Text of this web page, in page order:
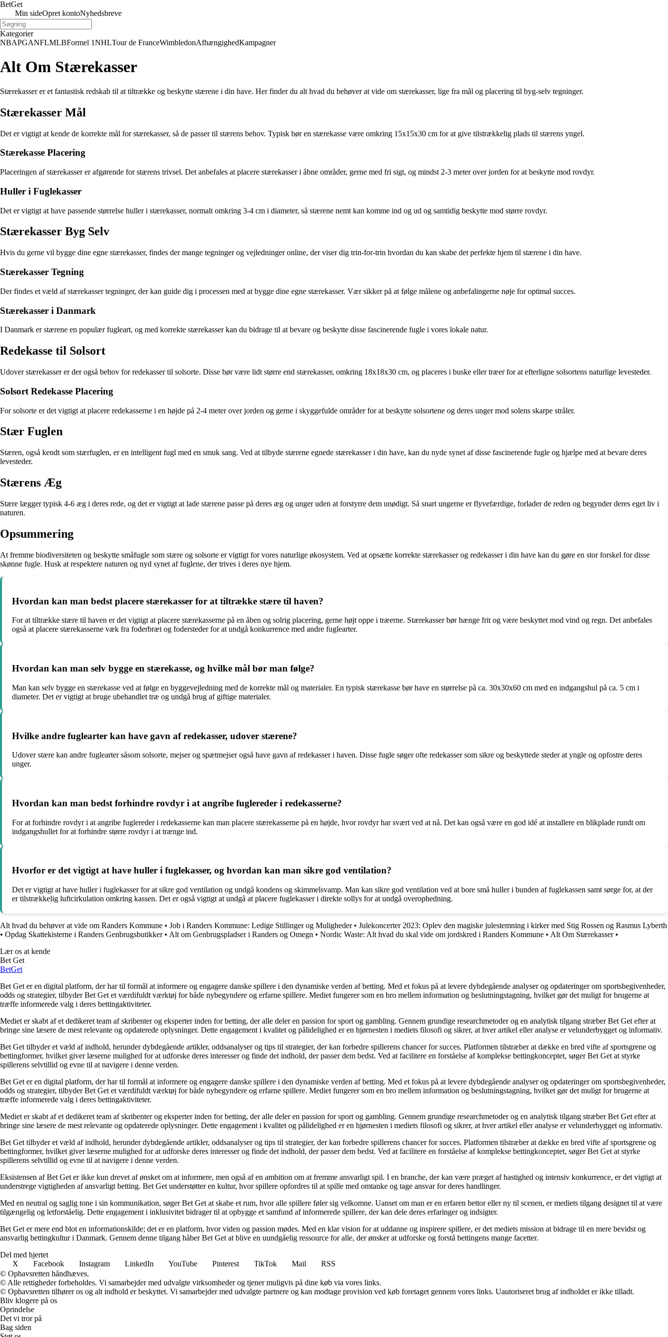
BetGet
Min sideOpret kontoNyhedsbreve
Kategorier
NBAPGANFLMLBFormel 1NHLTour de FranceWimbledonAfhængighedKampagner
Alt Om Stærekasser
Stærekasser er et fantastisk redskab til at tiltrække og beskytte stærene i din have. Her finder du alt hvad du behøver at vide om stærekasser, lige fra mål og placering til byg-selv tegninger.
Stærekasser Mål
Det er vigtigt at kende de korrekte mål for stærekasser, så de passer til stærens behov. Typisk bør en stærekasse være omkring 15x15x30 cm for at give tilstrækkelig plads til stærens yngel.
Stærekasse Placering
Placeringen af stærekasser er afgørende for stærens trivsel. Det anbefales at placere stærekasser i åbne områder, gerne med fri sigt, og mindst 2-3 meter over jorden for at beskytte mod rovdyr.
Huller i Fuglekasser
Det er vigtigt at have passende størrelse huller i stærekasser, normalt omkring 3-4 cm i diameter, så stærene nemt kan komme ind og ud og samtidig beskytte mod større rovdyr.
Stærekasser Byg Selv
Hvis du gerne vil bygge dine egne stærekasser, findes der mange tegninger og vejledninger online, der viser dig trin-for-trin hvordan du kan skabe det perfekte hjem til stærene i din have.
Stærekasser Tegning
Der findes et væld af stærekasser tegninger, der kan guide dig i processen med at bygge dine egne stærekasser. Vær sikker på at følge målene og anbefalingerne nøje for optimal succes.
Stærekasser i Danmark
I Danmark er stærene en populær fugleart, og med korrekte stærekasser kan du bidrage til at bevare og beskytte disse fascinerende fugle i vores lokale natur.
Redekasse til Solsort
Udover stærekasser er der også behov for redekasser til solsorte. Disse bør være lidt større end stærekasser, omkring 18x18x30 cm, og placeres i buske eller træer for at efterligne solsortens naturlige levesteder.
Solsort Redekasse Placering
For solsorte er det vigtigt at placere redekasserne i en højde på 2-4 meter over jorden og gerne i skyggefulde områder for at beskytte solsortene og deres unger mod solens skarpe stråler.
Stær Fuglen
Stæren, også kendt som stærfuglen, er en intelligent fugl med en smuk sang. Ved at tilbyde stærene egnede stærekasser i din have, kan du nyde synet af disse fascinerende fugle og hjælpe med at bevare deres
levesteder.
Stærens Æg
Stære lægger typisk 4-6 æg i deres rede, og det er vigtigt at lade stærene passe på deres æg og unger uden at forstyrre dem unødigt. Så snart ungerne er flyvefærdige, forlader de reden og begynder deres eget liv i
naturen.
Opsummering
At fremme biodiversiteten og beskytte småfugle som stære og solsorte er vigtigt for vores naturlige økosystem. Ved at opsætte korrekte stærekasser og redekasser i din have kan du gøre en stor forskel for disse
skønne fugle. Husk at respektere naturen og nyd synet af fuglene, der trives i deres nye hjem.
Hvordan kan man bedst placere stærekasser for at tiltrække stære til haven?
For at tiltrække stære til haven er det vigtigt at placere stærekasserne på en åben og solrig placering, gerne højt oppe i træerne. Stærekasser bør hænge frit og være beskyttet mod vind og regn. Det anbefales
også at placere stærekasserne væk fra foderbræt og fodersteder for at undgå konkurrence med andre fuglearter.
Hvordan kan man selv bygge en stærekasse, og hvilke mål bør man følge?
Man kan selv bygge en stærekasse ved at følge en byggevejledning med de korrekte mål og materialer. En typisk stærekasse bør have en størrelse på ca. 30x30x60 cm med en indgangshul på ca. 5 cm i
diameter. Det er vigtigt at bruge ubehandlet træ og undgå brug af giftige materialer.
Hvilke andre fuglearter kan have gavn af redekasser, udover stærene?
Udover stære kan andre fuglearter såsom solsorte, mejser og spætmejser også have gavn af redekasser i haven. Disse fugle søger ofte redekasser som sikre og beskyttede steder at yngle og opfostre deres
unger.
Hvordan kan man bedst forhindre rovdyr i at angribe fuglereder i redekasserne?
For at forhindre rovdyr i at angribe fuglereder i redekasserne kan man placere stærekasserne på en højde, hvor rovdyr har svært ved at nå. Det kan også være en god idé at installere en blikplade rundt om
indgangshullet for at forhindre større rovdyr i at trænge ind.
Hvorfor er det vigtigt at have huller i fuglekasser, og hvordan kan man sikre god ventilation?
Det er vigtigt at have huller i fuglekasser for at sikre god ventilation og undgå kondens og skimmelsvamp. Man kan sikre god ventilation ved at bore små huller i bunden af fuglekassen samt sørge for, at der
er tilstrækkelig luftcirkulation omkring kassen. Det er også vigtigt at undgå at placere fuglekasser i direkte sollys for at undgå overophedning.
Alt hvad du behøver at vide om Randers Kommune • Job i Randers Kommune: Ledige Stillinger og Muligheder• Julekoncerter 2023: Oplev den magiske julestemning i kirker med Stig Rossen og Rasmus Lyberth
• Opdag Skattekisterne i Randers Genbrugsbutikker• Alt om Genbrugspladser i Randers og Omegn • Nordic Waste: Alt hvad du skal vide om jordskred i Randers Kommune • Alt Om Stærekasser•
Lær os at kende
Bet Get
BetGet
Bet Get er en digital platform, der har til formål at informere og engagere danske spillere i den dynamiske verden af betting. Med et fokus på at levere dybdegående analyser og opdateringer om sportsbegivenheder,
odds og strategier, tilbyder Bet Get et værdifuldt værktøj for både nybegyndere og erfarne spillere. Mediet fungerer som en bro mellem information og beslutningstagning, hvilket gør det muligt for brugerne at
træffe informerede valg i deres bettingaktiviteter.
Mediet er skabt af et dedikeret team af skribenter og eksperter inden for betting, der alle deler en passion for sport og gambling. Gennem grundige researchmetoder og en analytisk tilgang stræber Bet Get efter at
bringe sine læsere de mest relevante og opdaterede oplysninger. Dette engagement i kvalitet og pålidelighed er en hjørnesten i mediets filosofi og sikrer, at hver artikel eller analyse er velunderbygget og informativ.
Bet Get tilbyder et væld af indhold, herunder dybdegående artikler, oddsanalyser og tips til strategier, der kan forbedre spillerens chancer for succes. Platformen tilstræber at dække en bred vifte af sportsgrene og
bettingformer, hvilket giver læserne mulighed for at udforske deres interesser og finde det indhold, der passer dem bedst. Ved at facilitere en forståelse af komplekse bettingkonceptet, søger Bet Get at styrke
spillerens selvtillid og evne til at navigere i denne verden.
Bet Get er en digital platform, der har til formål at informere og engagere danske spillere i den dynamiske verden af betting. Med et fokus på at levere dybdegående analyser og opdateringer om sportsbegivenheder,
odds og strategier, tilbyder Bet Get et værdifuldt værktøj for både nybegyndere og erfarne spillere. Mediet fungerer som en bro mellem information og beslutningstagning, hvilket gør det muligt for brugerne at
træffe informerede valg i deres bettingaktiviteter.
Mediet er skabt af et dedikeret team af skribenter og eksperter inden for betting, der alle deler en passion for sport og gambling. Gennem grundige researchmetoder og en analytisk tilgang stræber Bet Get efter at
bringe sine læsere de mest relevante og opdaterede oplysninger. Dette engagement i kvalitet og pålidelighed er en hjørnesten i mediets filosofi og sikrer, at hver artikel eller analyse er velunderbygget og informativ.
Bet Get tilbyder et væld af indhold, herunder dybdegående artikler, oddsanalyser og tips til strategier, der kan forbedre spillerens chancer for succes. Platformen tilstræber at dække en bred vifte af sportsgrene og
bettingformer, hvilket giver læserne mulighed for at udforske deres interesser og finde det indhold, der passer dem bedst. Ved at facilitere en forståelse af komplekse bettingkonceptet, søger Bet Get at styrke
spillerens selvtillid og evne til at navigere i denne verden.
Eksistensen af Bet Get er ikke kun drevet af ønsket om at informere, men også af en ambition om at fremme ansvarligt spil. I en branche, der kan være præget af hastighed og intensiv konkurrence, er det vigtigt at
understrege vigtigheden af ansvarligt betting. Bet Get understøtter en kultur, hvor spillere opfordres til at spille med omtanke og tage ansvar for deres handlinger.
Med en neutral og saglig tone i sin kommunikation, søger Bet Get at skabe et rum, hvor alle spillere føler sig velkomne. Uanset om man er en erfaren bettor eller ny til scenen, er mediets tilgang designet til at være
tilgængelig og letforståelig. Dette engagement i inklusivitet bidrager til at opbygge et samfund af informerede spillere, der kan dele deres erfaringer og indsigter.
Bet Get er mere end blot en informationskilde; det er en platform, hvor viden og passion mødes. Med en klar vision for at uddanne og inspirere spillere, er det mediets mission at bidrage til en mere bevidst og
ansvarlig bettingkultur i Danmark. Gennem denne tilgang håber Bet Get at blive en uundgåelig ressource for alle, der ønsker at udforske og forstå bettingens mange facetter.
Del med hjertet
X
Facebook Instagram LinkedIn YouTube Pinterest TikTok Mail
RSS
© Ophavsretten håndhæves.
© Alle rettigheder forbeholdes. Vi samarbejder med udvalgte virksomheder og tjener muligvis på dine køb via vores links.
© Ophavsretten tilhører os og alt indhold er beskyttet. Vi samarbejder med udvalgte partnere og kan modtage provision ved køb foretaget gennem vores links. Uautoriseret brug af indholdet er ikke tilladt.
Bliv klogere på os
Oprindelse
Det vi tror på
Bag siden